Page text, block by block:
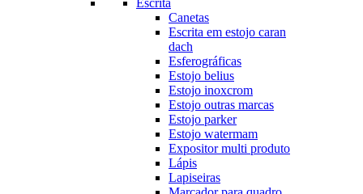
Escrita
Canetas
Escrita em estojo caran
dach
Esferográficas
Estojo belius
Estojo inoxcrom
Estojo outras marcas
Estojo parker
Estojo watermam
Expositor multi produto
Lápis
Lapiseiras